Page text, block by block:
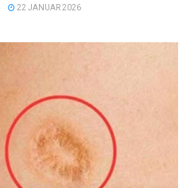
22 JANUAR 2026